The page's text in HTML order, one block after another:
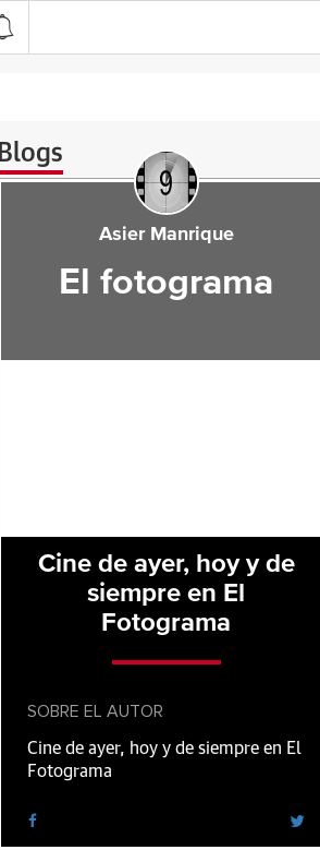
Blogs
Asier Manrique
El fotograma
Cine de ayer, hoy y de
siempre en El
Fotograma
SOBRE EL AUTOR
Cine de ayer, hoy y de siempre en El
Fotograma